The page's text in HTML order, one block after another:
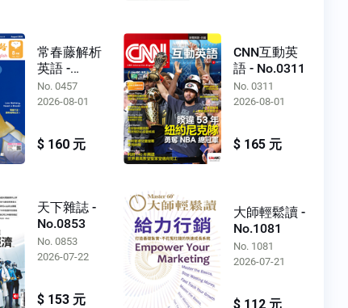
常春藤解析
英語 -
No.0457
No. 0457
2026-08-01
$ 160 元
CNN互動英
語 - No.0311
No. 0311
2026-08-01
$ 165 元
天下雜誌 -
No.0853
No. 0853
2026-07-22
$ 153 元
大師輕鬆讀 -
No.1081
No. 1081
2026-07-21
$ 112 元